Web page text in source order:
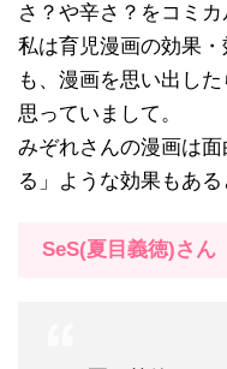
さ？や辛さ？をコミカ
私は育児漫画の効果
も、漫画を思い出し
思っていまして。
みぞれさんの漫画は
る」ような効果もある
SeS(夏目義徳)さん